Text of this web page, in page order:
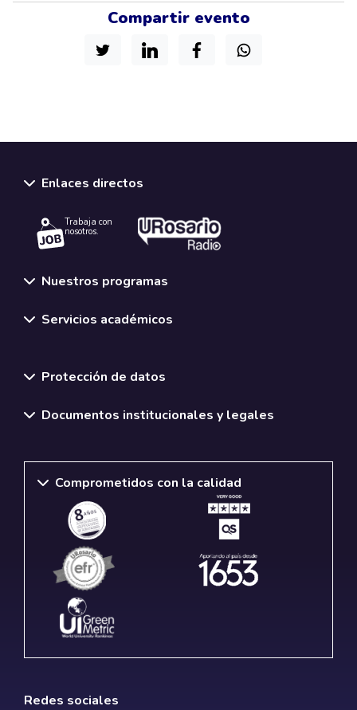
Compartir evento
Enlaces directos
Trabaja con
nosotros.
Nuestros programas
Servicios académicos
Protección de datos
Documentos institucionales y legales
Comprometidos con la calidad
Redes sociales